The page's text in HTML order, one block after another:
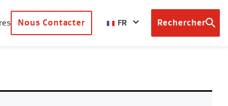
Nous Contacter FR
Browse
Rechercher